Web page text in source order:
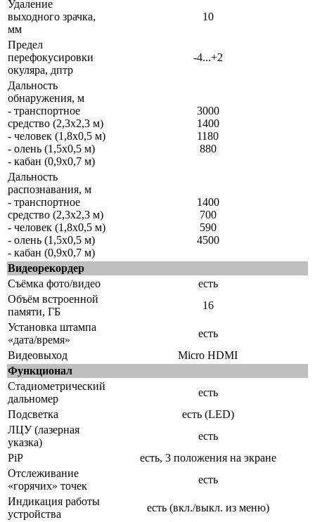
Удаление
выходного зрачка,
мм
10
Предел
перефокусировки
окуляра, дптр
-4...+2
Дальность
обнаружения, м
- транспортное
средство (2,3x2,3 м)
- человек (1,8x0,5 м)
- олень (1,5x0,5 м)
- кабан (0,9x0,7 м)
3000
1400
1180
880
Дальность
распознавания, м
- транспортное
средство (2,3x2,3 м)
- человек (1,8x0,5 м)
- олень (1,5x0,5 м)
- кабан (0,9x0,7 м)
1400
700
590
4500
Видеорекордер
Съёмка фото/видео
есть
Объём встроенной
памяти, ГБ
16
Установка штампа
«дата/время»
есть
Видеовыход
Micro HDMI
Функционал
Стадиометрический
дальномер
есть
Подсветка
есть (LED)
ЛЦУ (лазерная
указка)
есть
PiP
есть, 3 положения на экране
Отслеживание
«горячих» точек
есть
Индикация работы
устройства
есть (вкл./выкл. из меню)